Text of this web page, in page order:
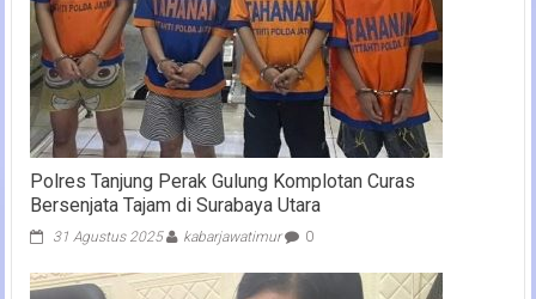
Polres Tanjung Perak Gulung Komplotan Curas
Bersenjata Tajam di Surabaya Utara
31 Agustus 2025 kabarjawatimur 0